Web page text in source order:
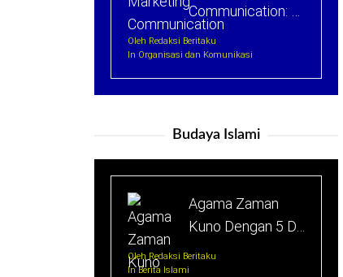
Communication: …
Oleh Redaksi Beritaku
In Organisasi dan Komunikasi
Budaya Islami
Agama Zaman
Kuno Dengan 5 D…
Oleh Redaksi Beritaku
In Berita Islami